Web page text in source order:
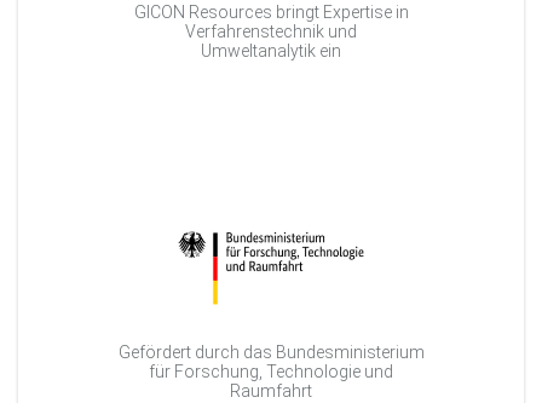
GICON Resources bringt Expertise in
Verfahrenstechnik und
Umweltanalytik ein
Gefördert durch das Bundesministerium
für Forschung, Technologie und
Raumfahrt